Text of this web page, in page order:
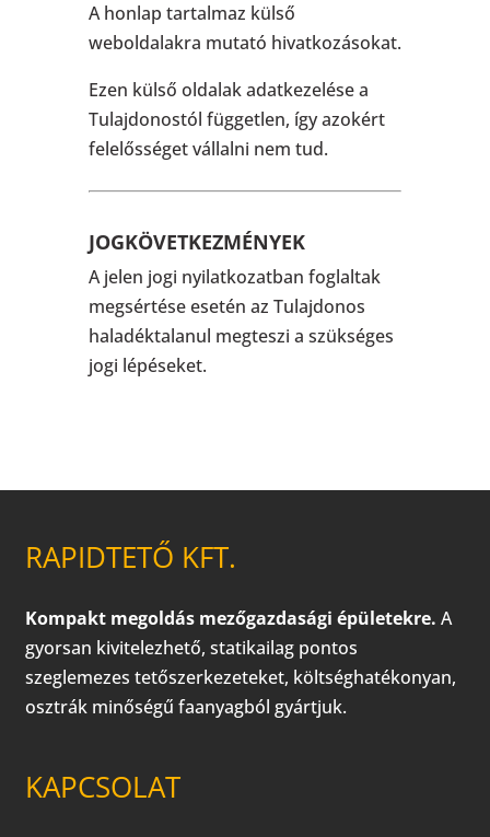
A honlap tartalmaz külső
weboldalakra mutató hivatkozásokat.
Ezen külső oldalak adatkezelése a
Tulajdonostól független, így azokért
felelősséget vállalni nem tud.
JOGKÖVETKEZMÉNYEK
A jelen jogi nyilatkozatban foglaltak
megsértése esetén az Tulajdonos
haladéktalanul megteszi a szükséges
jogi lépéseket.
RAPIDTETŐ KFT.
Kompakt megoldás mezőgazdasági épületekre. A
gyorsan kivitelezhető, statikailag pontos
szeglemezes tetőszerkezeteket, költséghatékonyan,
osztrák minőségű faanyagból gyártjuk.
KAPCSOLAT